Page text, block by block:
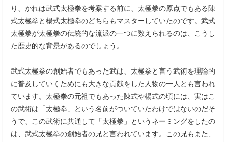
り、かれは武式太極拳を考案する前に、太極拳の原点でもある陳
式太極拳と楊式太極拳のどちらもマスターしていたのです。武式
太極拳が太極拳の伝統的な流派の一つに数えられるのは、こうし
た歴史的な背景があるのでしょう。
武式太極拳の創始者でもあった武は、太極拳と言う武術を理論的
に普及していくためにも大きな貢献をした人物の一人とも言われ
ています。太極拳の元祖でもあった陳式や楊式の頃には、実はこ
の武術は「太極拳」という名前がついていたわけではないのだそ
うで、この武術に共通して「太極拳」というネーミングをしたの
は、武式太極拳の創始者の兄と言われています。この兄もまた、